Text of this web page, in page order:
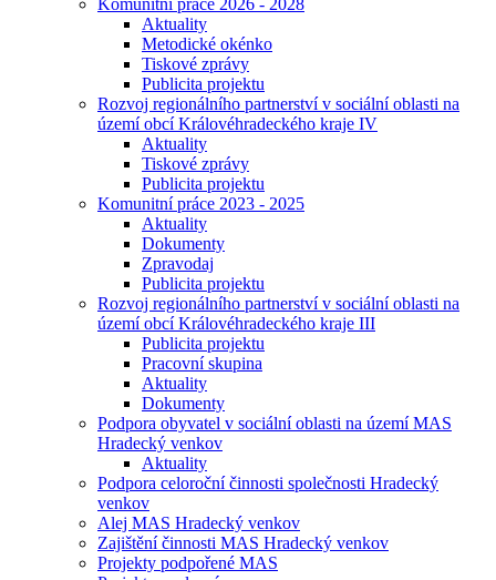
Komunitní práce 2026 - 2028
Aktuality
Metodické okénko
Tiskové zprávy
Publicita projektu
Rozvoj regionálního partnerství v sociální oblasti na
území obcí Královéhradeckého kraje IV
Aktuality
Tiskové zprávy
Publicita projektu
Komunitní práce 2023 - 2025
Aktuality
Dokumenty
Zpravodaj
Publicita projektu
Rozvoj regionálního partnerství v sociální oblasti na
území obcí Královéhradeckého kraje III
Publicita projektu
Pracovní skupina
Aktuality
Dokumenty
Podpora obyvatel v sociální oblasti na území MAS
Hradecký venkov
Aktuality
Podpora celoroční činnosti společnosti Hradecký
venkov
Alej MAS Hradecký venkov
Zajištění činnosti MAS Hradecký venkov
Projekty podpořené MAS